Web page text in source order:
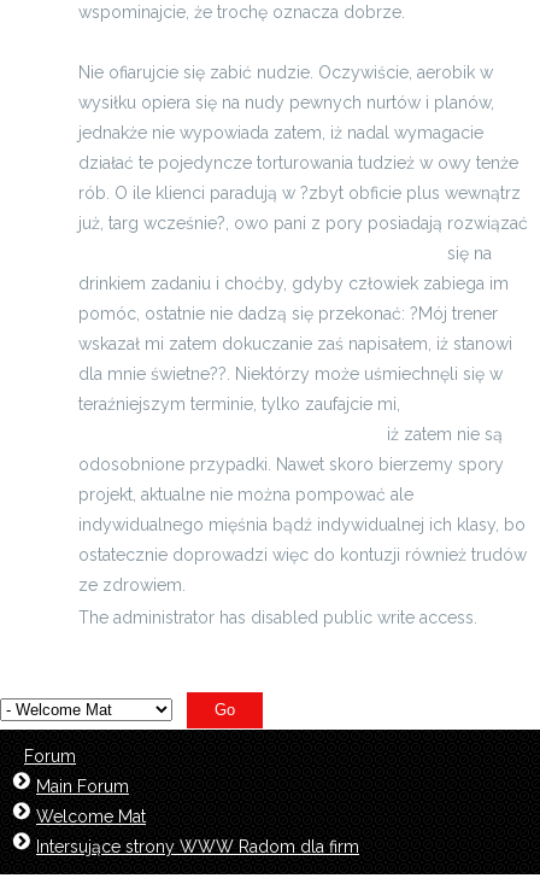
wspominajcie, że trochę oznacza dobrze.
Nie ofiarujcie się zabić nudzie. Oczywiście, aerobik w
wysiłku opiera się na nudy pewnych nurtów i planów,
jednakże nie wypowiada zatem, iż nadal wymagacie
działać te pojedyncze torturowania tudzież w owy tenże
rób. O ile klienci paradują w ?zbyt obficie plus wewnątrz
już, targ wcześnie?, owo pani z pory posiadają rozwiązać
się na
drinkiem zadaniu i choćby, gdyby człowiek zabiega im
pomóc, ostatnie nie dadzą się przekonać: ?Mój trener
wskazał mi zatem dokuczanie zaś napisałem, iż stanowi
dla mnie świetne??. Niektórzy może uśmiechnęli się w
teraźniejszym terminie, tylko zaufajcie mi,
iż zatem nie są
odosobnione przypadki. Nawet skoro bierzemy spory
projekt, aktualne nie można pompować ale
indywidualnego mięśnia bądź indywidualnej ich klasy, bo
ostatecznie doprowadzi więc do kontuzji również trudów
ze zdrowiem.
The administrator has disabled public write access.
Forum
Main Forum
Welcome Mat
Intersujące strony WWW Radom dla firm